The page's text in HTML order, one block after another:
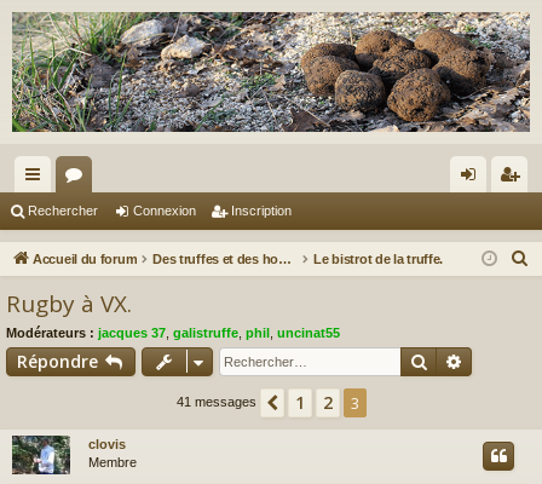
ac
co
s
or
u
s
ne cri
Rechercher Connexion Inscription
Accueil du forum Des truffes et des hommes. Le bistrot de la truffe.
Rugby à VX.
Modérateurs : jacques 37 galistruffe phil uncinat55
Répondre Rechercher
41 messages Précédent
1 2 3
clovis
Membre